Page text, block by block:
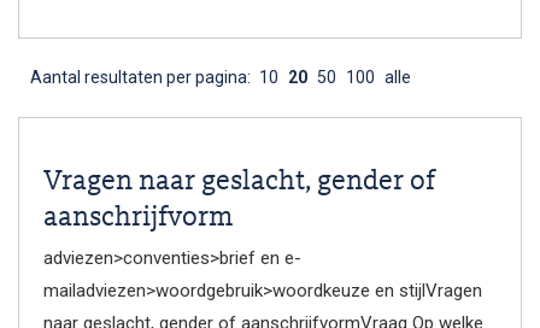
Aantal resultaten per pagina: 10 20 50 100 alle
Vragen naar geslacht, gender of
aanschrijfvorm
adviezen>conventies>brief en e-
mailadviezen>woordgebruik>woordkeuze en stijlVragen
naar geslacht, gender of aanschrijfvormVraag Op welke